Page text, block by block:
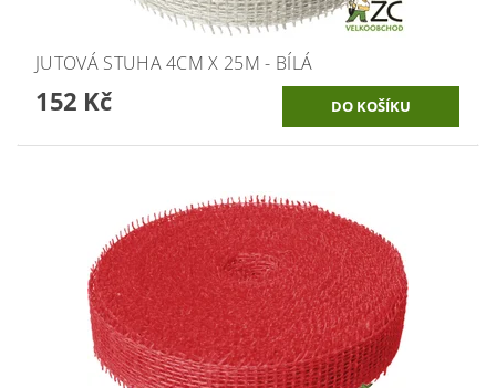
JUTOVÁ STUHA 4CM X 25M - BÍLÁ
152 Kč